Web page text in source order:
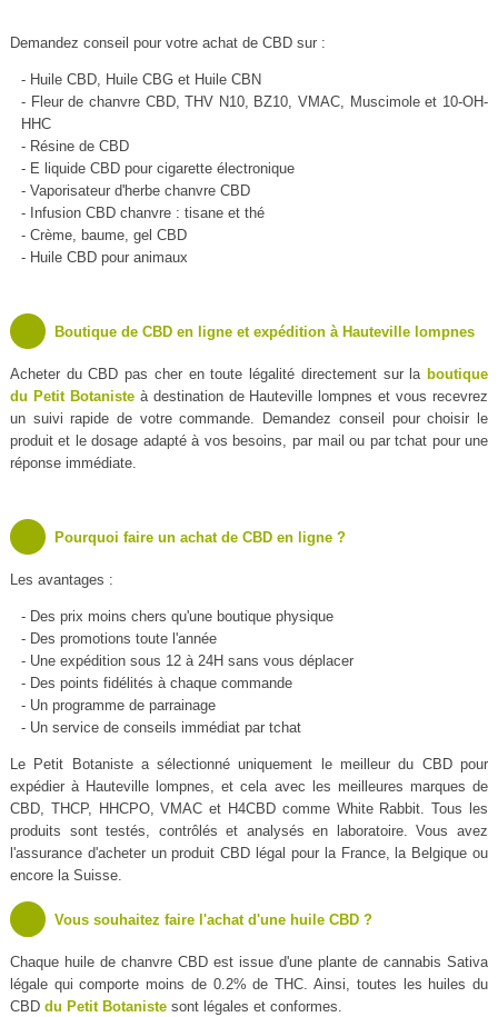
Demandez conseil pour votre achat de CBD sur :
- Huile CBD, Huile CBG et Huile CBN
- Fleur de chanvre CBD, THV N10, BZ10, VMAC, Muscimole et 10-OH-
HHC
- Résine de CBD
- E liquide CBD pour cigarette électronique
- Vaporisateur d'herbe chanvre CBD
- Infusion CBD chanvre : tisane et thé
- Crème, baume, gel CBD
- Huile CBD pour animaux
Boutique de CBD en ligne et expédition à Hauteville lompnes
Acheter du CBD pas cher en toute légalité directement sur la boutique
du Petit Botanisteà destination de Hauteville lompnes et vous recevrez
un suivi rapide de votre commande. Demandez conseil pour choisir le
produit et le dosage adapté à vos besoins, par mail ou par tchat pour une
réponse immédiate.
Pourquoi faire un achat de CBD en ligne ?
Les avantages :
- Des prix moins chers qu'une boutique physique
- Des promotions toute l'année
- Une expédition sous 12 à 24H sans vous déplacer
- Des points fidélités à chaque commande
- Un programme de parrainage
- Un service de conseils immédiat par tchat
Le Petit Botaniste a sélectionné uniquement le meilleur du CBD pour
expédier à Hauteville lompnes, et cela avec les meilleures marques de
CBD, THCP, HHCPO, VMAC et H4CBD comme White Rabbit. Tous les
produits sont testés, contrôlés et analysés en laboratoire. Vous avez
l'assurance d'acheter un produit CBD légal pour la France, la Belgique ou
encore la Suisse.
Vous souhaitez faire l'achat d'une huile CBD ?
Chaque huile de chanvre CBD est issue d'une plante de cannabis Sativa
légale qui comporte moins de 0.2% de THC. Ainsi, toutes les huiles du
CBD du Petit Botanistesont légales et conformes.